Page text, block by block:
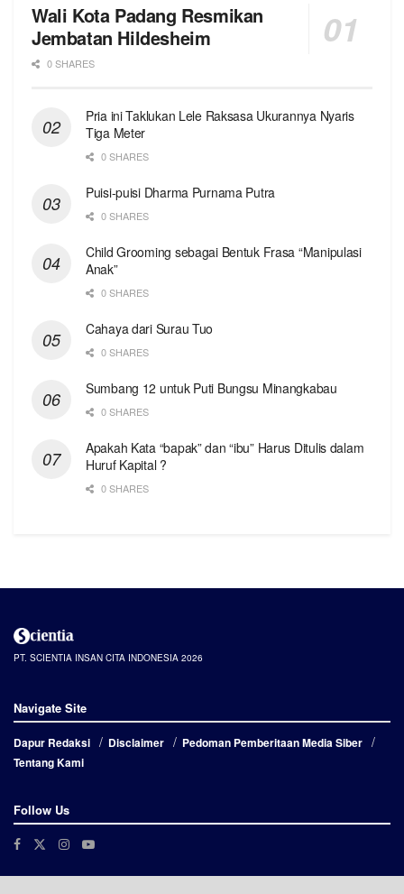
Wali Kota Padang Resmikan
Jembatan Hildesheim
0 SHARES
Pria ini Taklukan Lele Raksasa Ukurannya Nyaris
Tiga Meter
0 SHARES
Puisi-puisi Dharma Purnama Putra
0 SHARES
Child Grooming sebagai Bentuk Frasa “Manipulasi
Anak”
0 SHARES
Cahaya dari Surau Tuo
0 SHARES
Sumbang 12 untuk Puti Bungsu Minangkabau
0 SHARES
Apakah Kata “bapak” dan “ibu” Harus Ditulis dalam
Huruf Kapital ?
0 SHARES
PT. SCIENTIA INSAN CITA INDONESIA 2026
Navigate Site
Dapur Redaksi Disclaimer
Pedoman Pemberitaan Media Siber
Tentang Kami
Follow Us